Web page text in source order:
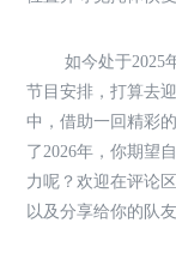
如今处于2025
节目安排，打算去
中，借助一回精彩
了2026年，你期望
力呢？欢迎在评论
以及分享给你的队友